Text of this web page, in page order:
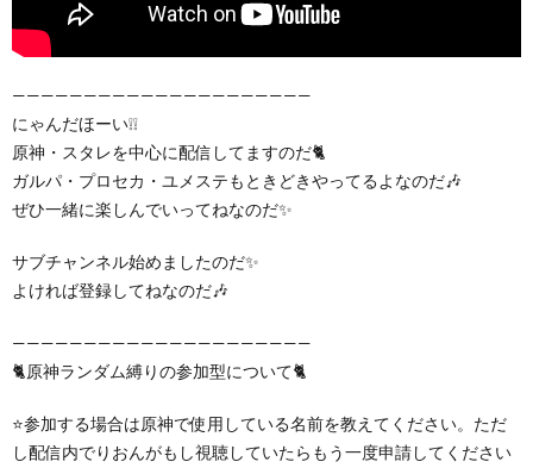
—————————————————————
にゃんだほーい❕❕
原神・スタレを中心に配信してますのだ🐈
ガルパ・プロセカ・ユメステもときどきやってるよなのだ🎶
ぜひ一緒に楽しんでいってねなのだ✨
サブチャンネル始めましたのだ✨
よければ登録してねなのだ🎶
—————————————————————
🐈原神ランダム縛りの参加型について🐈
⭐参加する場合は原神で使用している名前を教えてください。ただ
し配信内でりおんがもし視聴していたらもう一度申請してください